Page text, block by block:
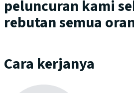
peluncuran kami
rebutan semua
Cara kerjanya